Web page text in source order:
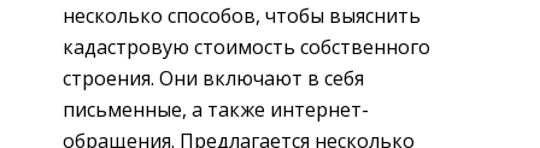
несколько способов, чтобы выяснить
кадастровую стоимость собственного
строения. Они включают в себя
письменные, а также интернет-
обращения. Предлагается несколько